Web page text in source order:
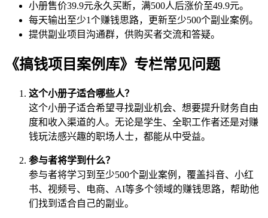
小册售价39.9元永久买断，满500人后涨价至49.9元。
每天输出至少1个赚钱思路，更新至少500个副业案例。
提供副业项目沟通群，供购买者交流和答疑。
《搞钱项目案例库》专栏常见问题
这个小册子适合哪些人？
这个小册子适合希望寻找副业机会、想要提升财务自由
度和收入渠道的人。无论是学生、全职工作者还是对赚
钱玩法感兴趣的职场人士，都能从中受益。
参与者将学到什么？
参与者将学习到至少500个副业案例，覆盖抖音、小红
书、视频号、电商、AI等多个领域的赚钱思路，帮助他
们找到适合自己的副业。